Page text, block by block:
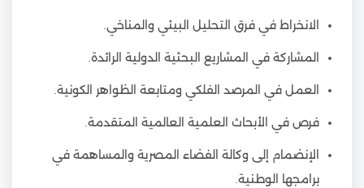
الانخراط في فرق التحليل البيئي والمناخي.
المشاركة في المشاريع البحثية الدولية الرائدة.
العمل في المرصد الفلكي ومتابعة الظواهر الكونية.
فرص في الأبحاث العلمية العالمية المتقدمة.
الإنضمام إلى وكالة الفضاء المصرية والمساهمة في
برامجها الوطنية.